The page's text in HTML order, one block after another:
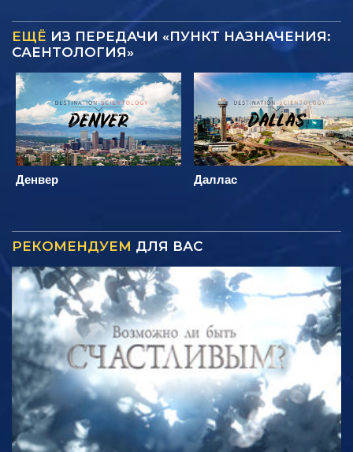
ЕЩЁ ИЗ ПЕРЕДАЧИ «ПУНКТ НАЗНАЧЕНИЯ:
САЕНТОЛОГИЯ»
Денвер Даллас
РЕКОМЕНДУЕМ ДЛЯ ВАС